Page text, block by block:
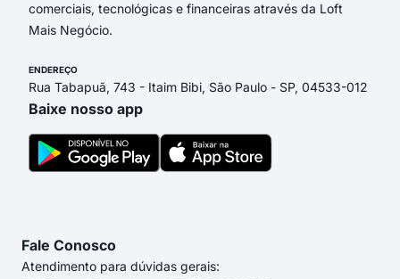
comerciais, tecnológicas e financeiras através da Loft
Mais Negócio.
ENDEREÇO
Rua Tabapuã, 743 - Itaim Bibi, São Paulo - SP, 04533-012
Baixe nosso app
Fale Conosco
Atendimento para dúvidas gerais: